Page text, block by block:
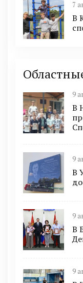
7
В
9
В
9
В
9
В
9